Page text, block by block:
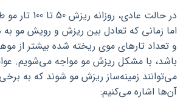
در حالت عادی،
اما زمانی که تعادل بین ریزش و رویش مو
و تعداد تارهای موی ریخته شده بیشتر از
باشد، با مشکل ریزش مو مواجه می‌شویم.
می‌توانند زمینه‌ساز ریزش مو شوند که به
آن‌ها اشاره می‌کنیم: